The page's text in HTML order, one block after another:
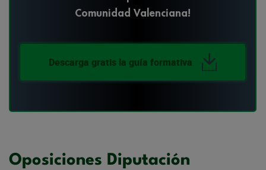
Comunidad Valenciana!
Descarga gratis la guía formativa
Oposiciones Diputación